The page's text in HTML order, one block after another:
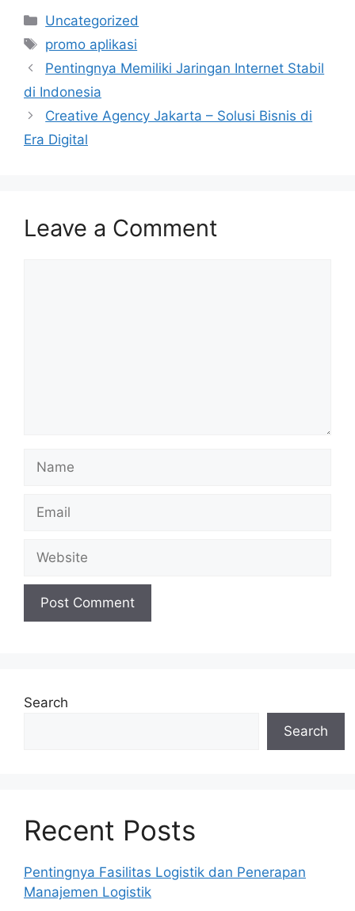
Categories
Uncategorized
Tags
promo aplikasi
Pentingnya Memiliki Jaringan Internet Stabil
di Indonesia
Creative Agency Jakarta – Solusi Bisnis di
Era Digital
Leave a Comment
Search
Search
Recent Posts
Pentingnya Fasilitas Logistik dan Penerapan
Manajemen Logistik